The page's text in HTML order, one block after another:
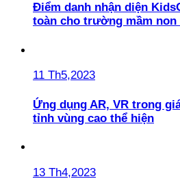
Điểm danh nhận diện
toàn cho trường mầm non
11 Th5,2023
Ứng dụng AR, VR trong
tỉnh vùng cao thể hiện
13 Th4,2023